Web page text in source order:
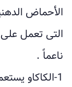
الأحماض
التى تعمل
ناعماً .
1-الكاكاو